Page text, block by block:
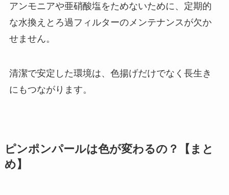
アンモニアや亜硝酸塩をためないために、定期的
な水換えとろ過フィルターのメンテナンスが欠か
せません。
清潔で安定した環境は、色揚げだけでなく長生き
にもつながります。
ピンポンパールは色が変わるの？【まと
め】